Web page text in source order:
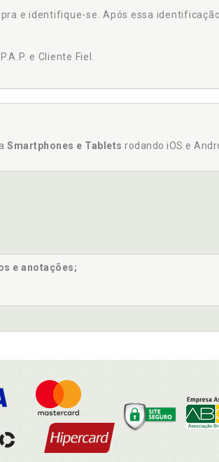
e identifique-se. Após essa
e Cliente Fiel.
Smartphones e Tablets rodando iOS e
e anotações;